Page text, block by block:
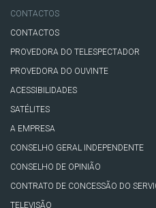
CONTACTOS
CONTACTOS
PROVEDORA DO TELESPECTADOR
PROVEDORA DO OUVINTE
ACESSIBILIDADES
SATÉLITES
A EMPRESA
CONSELHO GERAL INDEPENDENTE
CONSELHO DE OPINIÃO
CONTRATO DE CONCESSÃO DO
TELEVISÃO